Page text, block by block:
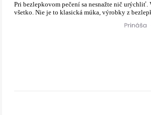
Pri bezlepkovom pečení sa nesnažte nič urýchliť.
všetko. Nie je to klasická múka, výrobky z